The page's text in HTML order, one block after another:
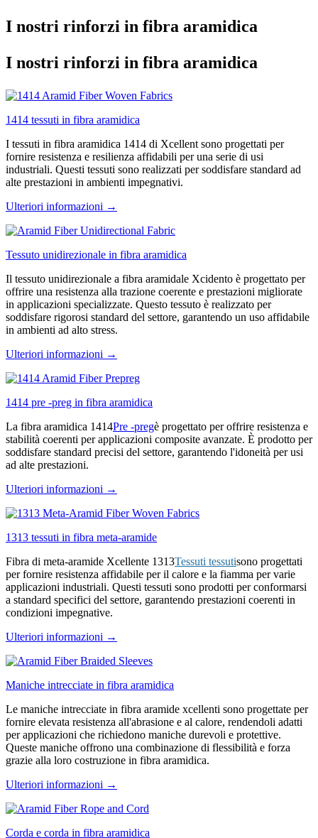
I nostri rinforzi in fibra aramidica
I nostri rinforzi in fibra aramidica
1414 tessuti in fibra aramidica
I tessuti in fibra aramidica 1414 di Xcellent sono progettati per
fornire resistenza e resilienza affidabili per una serie di usi
industriali. Questi tessuti sono realizzati per soddisfare standard ad
alte prestazioni in ambienti impegnativi.
Ulteriori informazioni →
Tessuto unidirezionale in fibra aramidica
Il tessuto unidirezionale a fibra aramidale Xcidento è progettato per
offrire una resistenza alla trazione coerente e prestazioni migliorate
in applicazioni specializzate. Questo tessuto è realizzato per
soddisfare rigorosi standard del settore, garantendo un uso affidabile
in ambienti ad alto stress.
Ulteriori informazioni →
1414 pre -preg in fibra aramidica
La fibra aramidica 1414Pre -pregè progettato per offrire resistenza e
stabilità coerenti per applicazioni composite avanzate. È prodotto per
soddisfare standard precisi del settore, garantendo l'idoneità per usi
ad alte prestazioni.
Ulteriori informazioni →
1313 tessuti in fibra meta-aramide
Fibra di meta-aramide Xcellente 1313Tessuti tessutisono progettati
per fornire resistenza affidabile per il calore e la fiamma per varie
applicazioni industriali. Questi tessuti sono prodotti per conformarsi
a standard specifici del settore, garantendo prestazioni coerenti in
condizioni impegnative.
Ulteriori informazioni →
Maniche intrecciate in fibra aramidica
Le maniche intrecciate in fibra aramide xcellenti sono progettate per
fornire elevata resistenza all'abrasione e al calore, rendendoli adatti
per applicazioni che richiedono maniche durevoli e protettive.
Queste maniche offrono una combinazione di flessibilità e forza
grazie alla loro costruzione in fibra aramidica.
Ulteriori informazioni →
Corda e corda in fibra aramidica